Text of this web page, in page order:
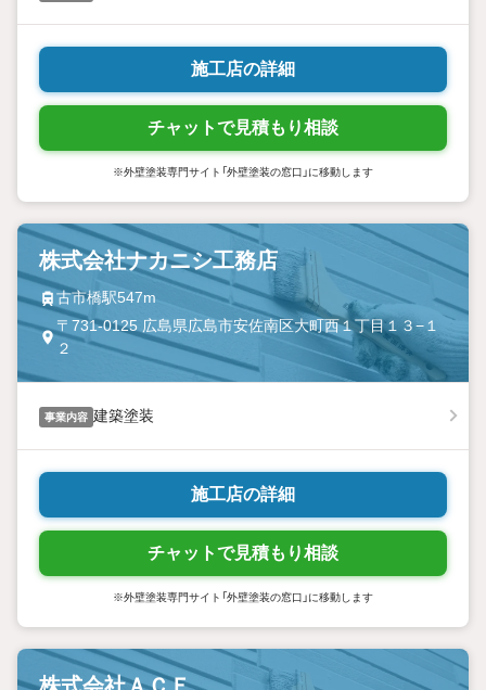
施工店の詳細
チャットで見積もり相談
※外壁塗装専門サイト「外壁塗装の窓口」に移動します
株式会社ナカニシ工務店
古市橋駅547m
〒731-0125 広島県広島市安佐南区大町西１丁目１３−１
２
事業内容 建築塗装
施工店の詳細
チャットで見積もり相談
※外壁塗装専門サイト「外壁塗装の窓口」に移動します